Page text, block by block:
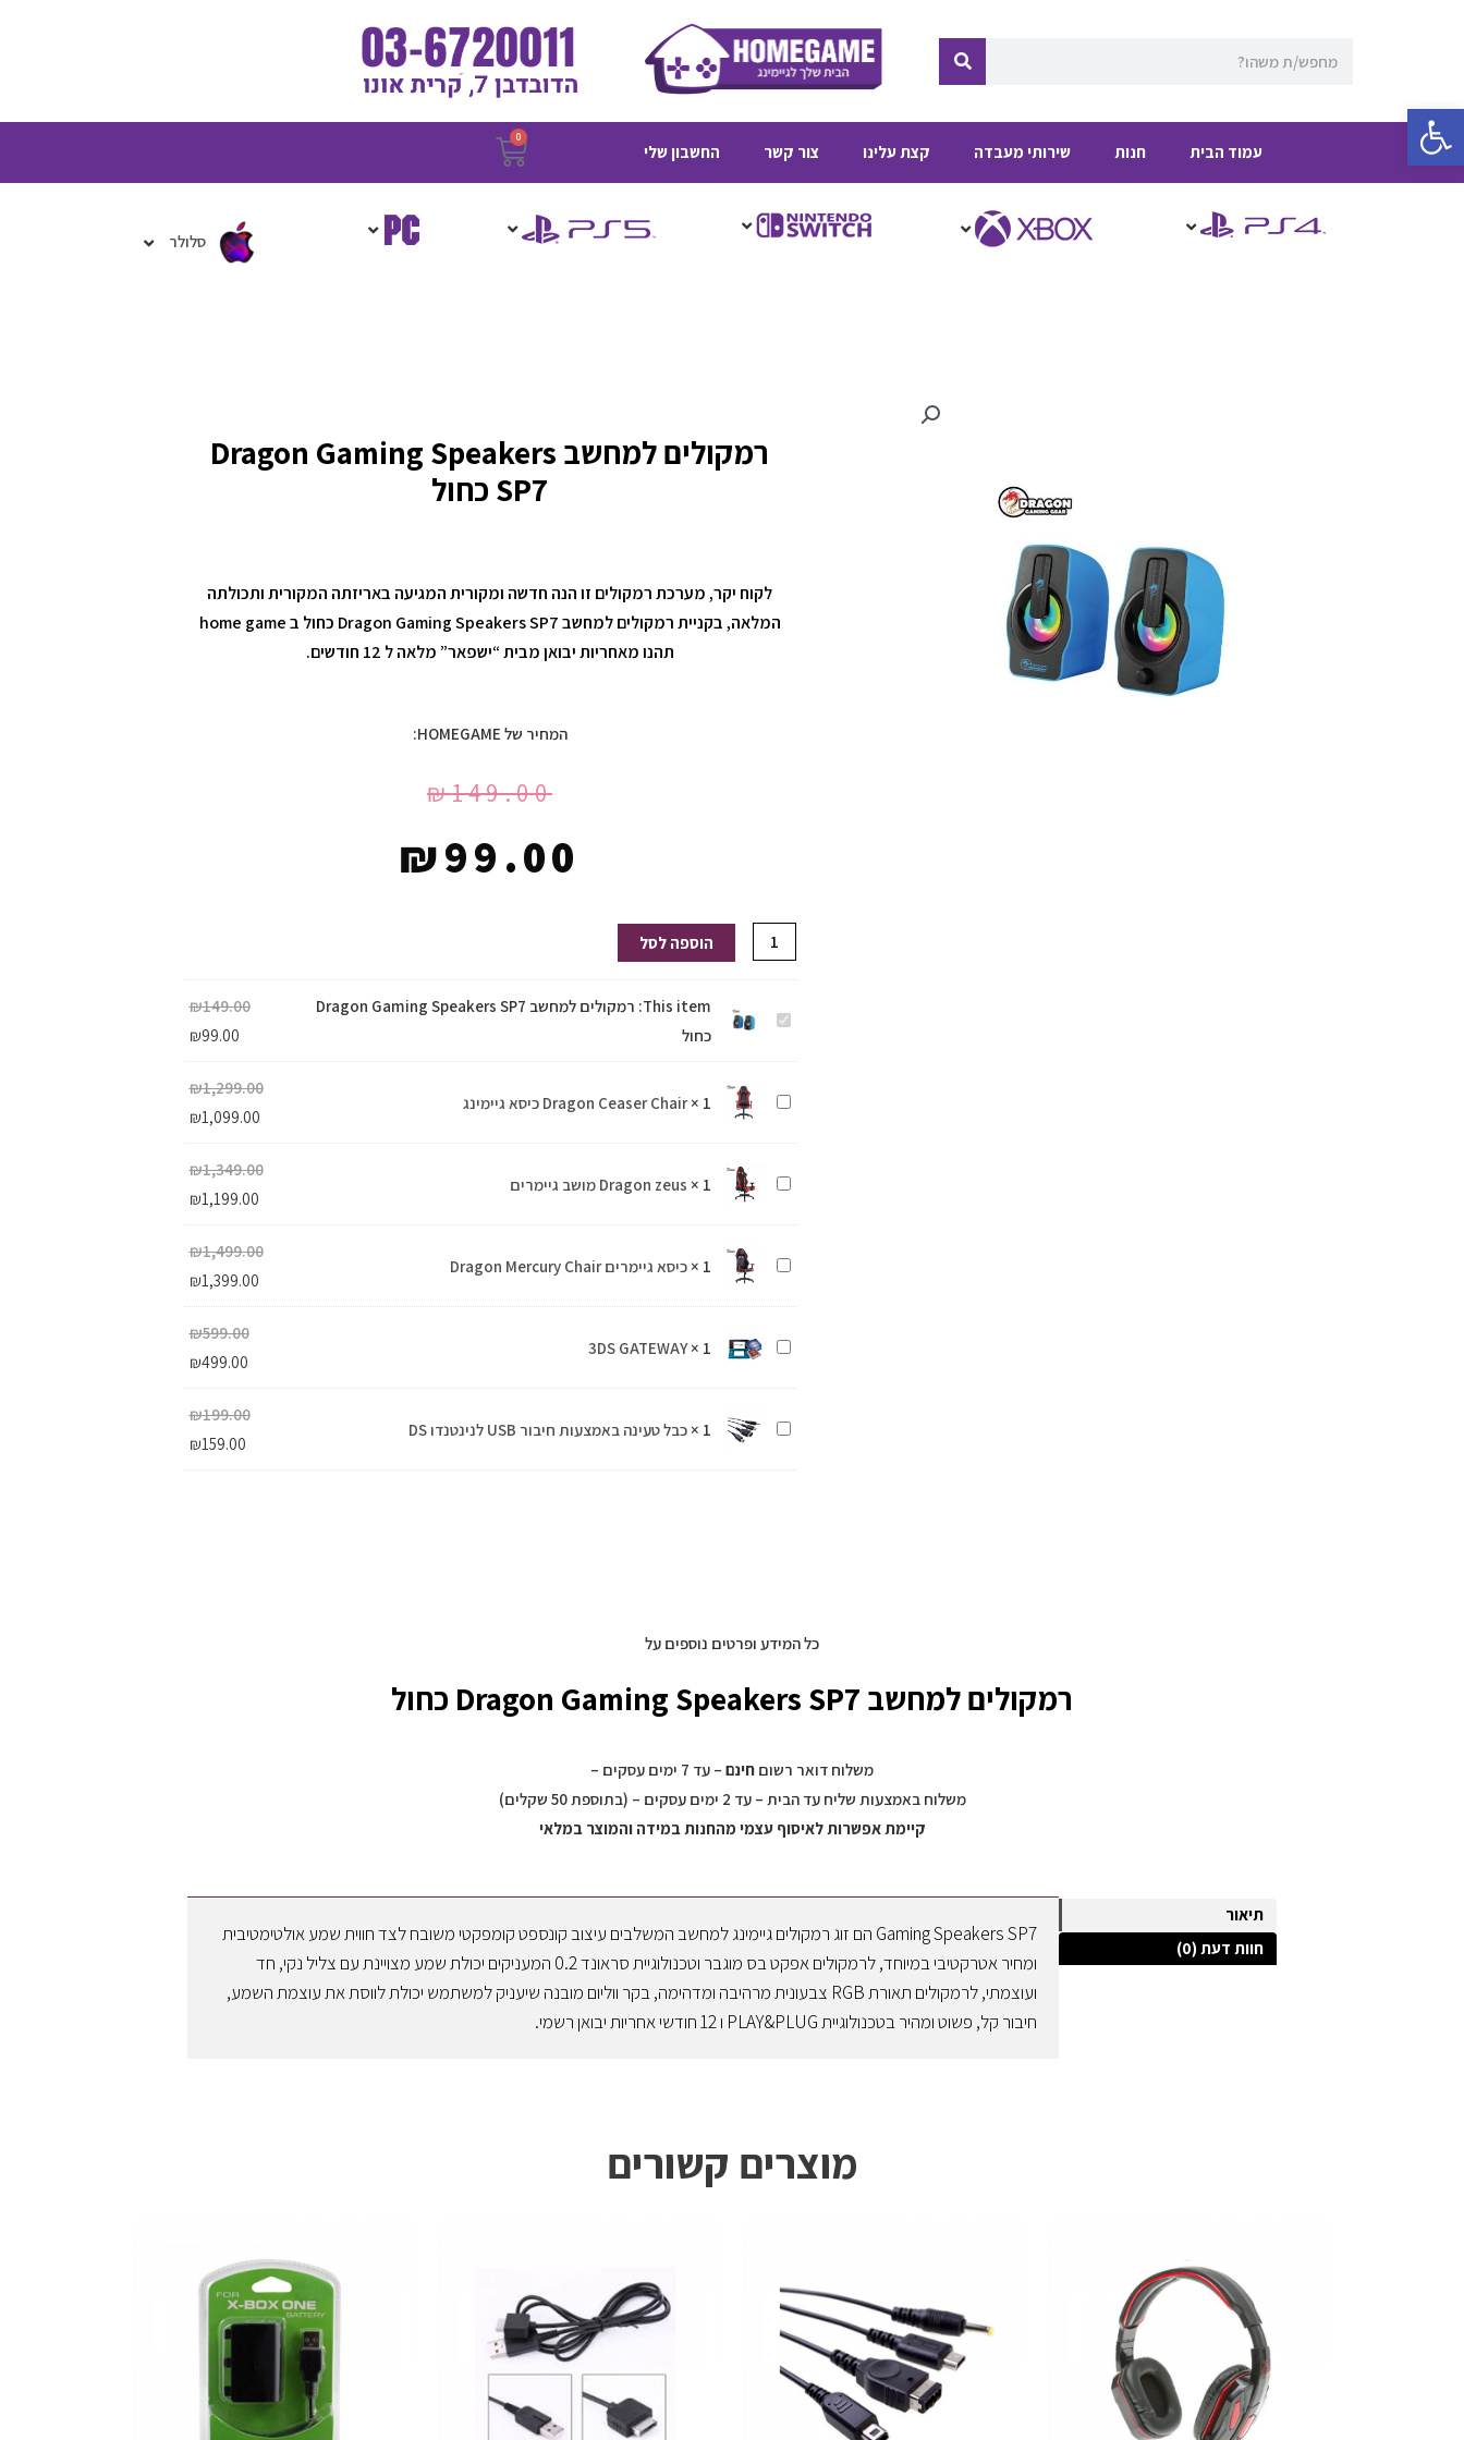
פתח סרגל נגישות
חיפוש
עמוד הבית חנות שירותי מעבדה קצת עלינו צור קשר החשבון שלי
0 עגלת
קניות
סלולר
רמקולים למחשב Dragon Gaming Speakers
SP7 כחול
לקוח יקר, מערכת רמקולים זו הנה חדשה ומקורית המגיעה באריזתה המקורית ותכולתה
המלאה, בקניית רמקולים למחשב Dragon Gaming Speakers SP7 כחול ב home game
תהנו מאחריות יבואן מבית “ישפאר” מלאה ל 12 חודשים.
המחיר של HOMEGAME:
₪149.00
₪99.00
כמות
של
למחשב
Gaming
Speakers
SP7
כחול
הוספה לסל
רמקולים
Gaming
Speakers
כחול
This item:
רמקולים למחשב Dragon Gaming Speakers SP7
כחול
₪149.00
₪99.00
Dragon
כיסא
גיימינג
1
×Dragon Ceaser Chair כיסא גיימינג
₪1,299.00
₪1,099.00
Dragon
גיימרים
1
× Dragon zeus מושב גיימרים
₪1,349.00
₪1,199.00
כיסא
Mercury
Chair
1
×כיסא גיימרים Dragon Mercury Chair
₪1,499.00
₪1,399.00
3DS
1
×
3DS GATEWAY
₪599.00
₪499.00
כבל
1
×כבל טעינה באמצעות חיבור USB לנינטנדו DS
₪199.00
₪159.00
כל המידע ופרטים נוספים על
רמקולים למחשב Dragon Gaming Speakers SP7 כחול
משלוח דואר רשום חינם – עד 7 ימים עסקים –
משלוח באמצעות שליח עד הבית – עד 2 ימים עסקים – (בתוספת 50 שקלים)
קיימת אפשרות לאיסוף עצמי מהחנות במידה והמוצר במלאי
תיאור
חוות דעת (0)
Gaming Speakers SP7 הם זוג רמקולים גיימינג למחשב המשלבים עיצוב קונספט קומפקטי משובח לצד חווית שמע אולטימטיבית
ומחיר אטרקטיבי במיוחד, לרמקולים אפקט בס מוגבר וטכנולוגיית סראונד 0.2 המעניקים יכולת שמע מצויינת עם צליל נקי, חד
ועוצמתי, לרמקולים תאורת RGB צבעונית מרהיבה ומדהימה, בקר ווליום מובנה שיעניק למשתמש יכולת לווסת את עוצמת השמע,
חיבור קל, פשוט ומהיר בטכנולוגיית PLAY&PLUG ו 12 חודשי אחריות יבואן רשמי.
מוצרים קשורים